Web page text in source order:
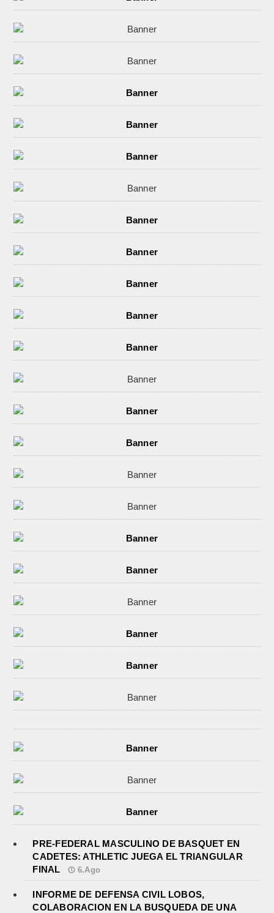
PRE-FEDERAL MASCULINO DE BASQUET EN
CADETES: ATHLETIC JUEGA EL TRIANGULAR
FINAL
6.Ago
INFORME DE DEFENSA CIVIL LOBOS,
COLABORACION EN LA BUSQUEDA DE UNA